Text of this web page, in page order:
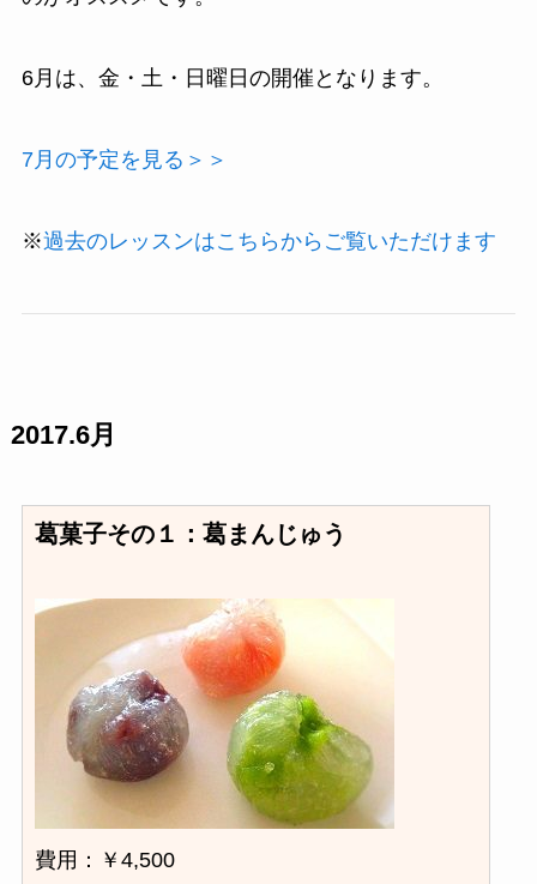
6月は、金・土・日曜日の開催となります。
7月の予定を見る＞＞
※過去のレッスンはこちらからご覧いただけます
2017.6月
葛菓子その１：葛まんじゅう
費用：￥4,500